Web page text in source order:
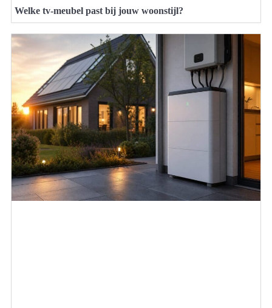
Welke tv-meubel past bij jouw woonstijl?